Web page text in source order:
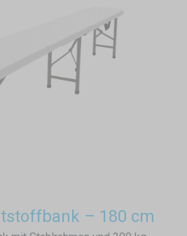
– 180 cm